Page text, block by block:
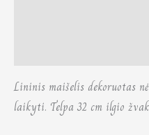
Lininis maišelis dekoruotas
laikyti. Telpa 32 cm ilgio